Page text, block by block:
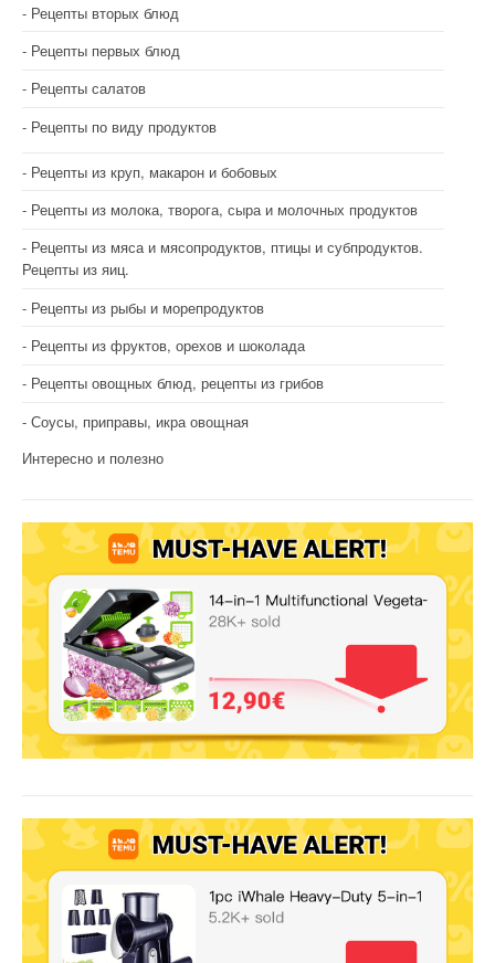
Рецепты вторых блюд
Рецепты первых блюд
Рецепты салатов
Рецепты по виду продуктов
Рецепты из круп, макарон и бобовых
Рецепты из молока, творога, сыра и молочных продуктов
Рецепты из мяса и мясопродуктов, птицы и субпродуктов.
Рецепты из яиц.
Рецепты из рыбы и морепродуктов
Рецепты из фруктов, орехов и шоколада
Рецепты овощных блюд, рецепты из грибов
Соусы, приправы, икра овощная
Интересно и полезно